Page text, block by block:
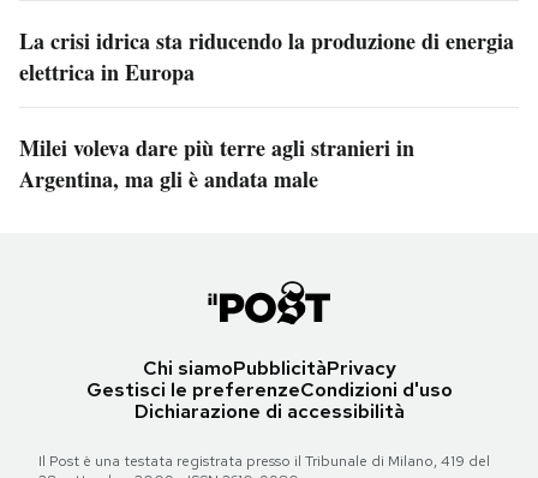
La crisi idrica sta riducendo la produzione di energia
elettrica in Europa
Milei voleva dare più terre agli stranieri in
Argentina, ma gli è andata male
Chi siamoPubblicitàPrivacy
Gestisci le preferenzeCondizioni d'uso
Dichiarazione di accessibilità
Il Post è una testata registrata presso il Tribunale di Milano, 419 del